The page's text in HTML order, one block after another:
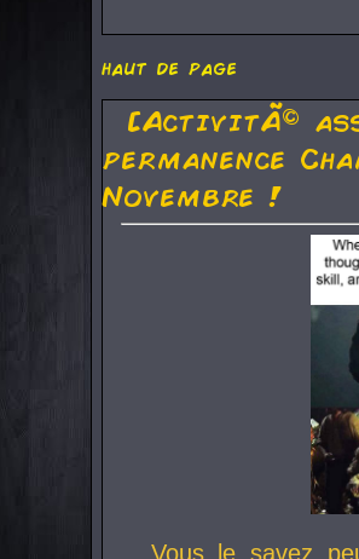
haut de page
[ActivitÃ©
permanence
Novembre !
Vous le savez